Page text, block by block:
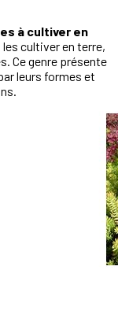
à cultiver en
les cultiver en terre,
Ce genre présente
leurs formes et